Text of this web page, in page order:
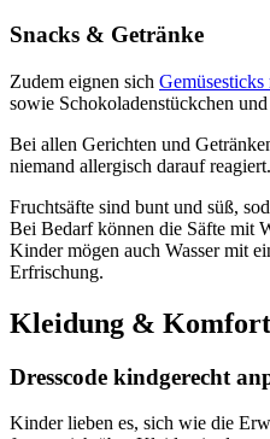
Snacks & Getränke
Zudem eignen sich
sowie Schokoladenstückchen
Bei allen Gerichten und
niemand allergisch darauf reagiert.
Fruchtsäfte sind bunt und süß,
Bei Bedarf können die Säfte mit
Kinder mögen auch Wasser mit
Erfrischung.
Kleidung & Komfort
Dresscode kindgerecht
Kinder lieben es, sich wie die